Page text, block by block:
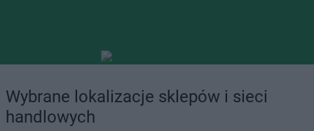
Wybrane lokalizacje sklepów i sieci
handlowych